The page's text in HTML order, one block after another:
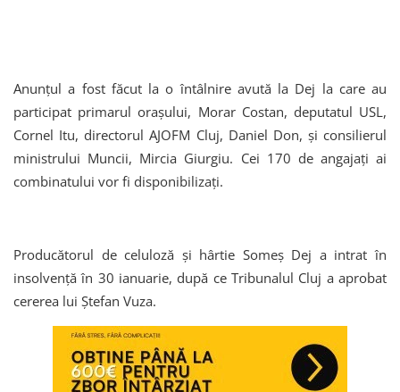
Anunțul a fost făcut la o întâlnire avută la Dej la care au
participat primarul orașului, Morar Costan, deputatul USL,
Cornel Itu, directorul AJOFM Cluj, Daniel Don, și consilierul
ministrului Muncii, Mircia Giurgiu. Cei 170 de angajați ai
combinatului vor fi disponibilizați.
Producătorul de celuloză și hârtie Someș Dej a intrat în
insolvență în 30 ianuarie, după ce Tribunalul Cluj a aprobat
cererea lui Ștefan Vuza.